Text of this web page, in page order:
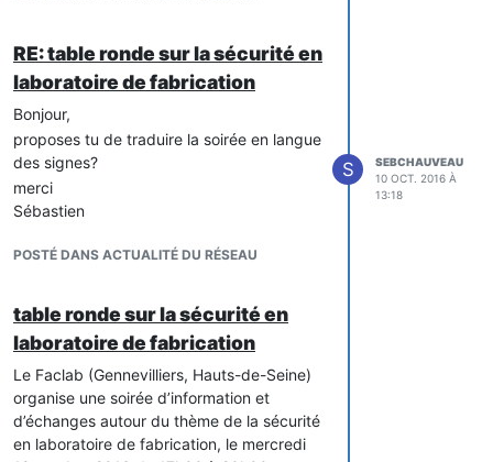
RE: table ronde sur la sécurité en
laboratoire de fabrication
Bonjour,
proposes tu de traduire la soirée en langue
des signes?
merci
Sébastien
POSTÉ DANS ACTUALITÉ DU RÉSEAU
S
SEBCHAUVEAU
10 OCT. 2016 À
13:18
table ronde sur la sécurité en
laboratoire de fabrication
Le Faclab (Gennevilliers, Hauts-de-Seine)
organise une soirée d’information et
d’échanges autour du thème de la sécurité
en laboratoire de fabrication, le mercredi